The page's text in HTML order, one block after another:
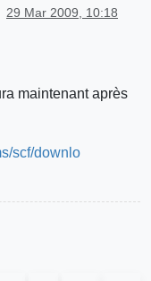
29 Mar 2009, 10:18
maintenant après